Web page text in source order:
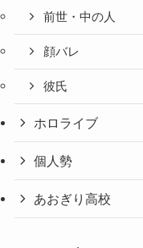
前世・中の人
顔バレ
彼氏
ホロライブ
個人勢
あおぎり高校